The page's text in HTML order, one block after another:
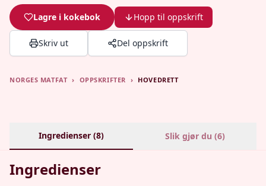
Lagre i kokebok Hopp til oppskrift
Skriv ut Del oppskrift
NORGES MATFAT › OPPSKRIFTER › HOVEDRETT
Ingredienser (8) Slik gjør du (6)
Ingredienser